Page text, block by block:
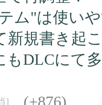
ム"は使い
新規書き起
もDLCにて